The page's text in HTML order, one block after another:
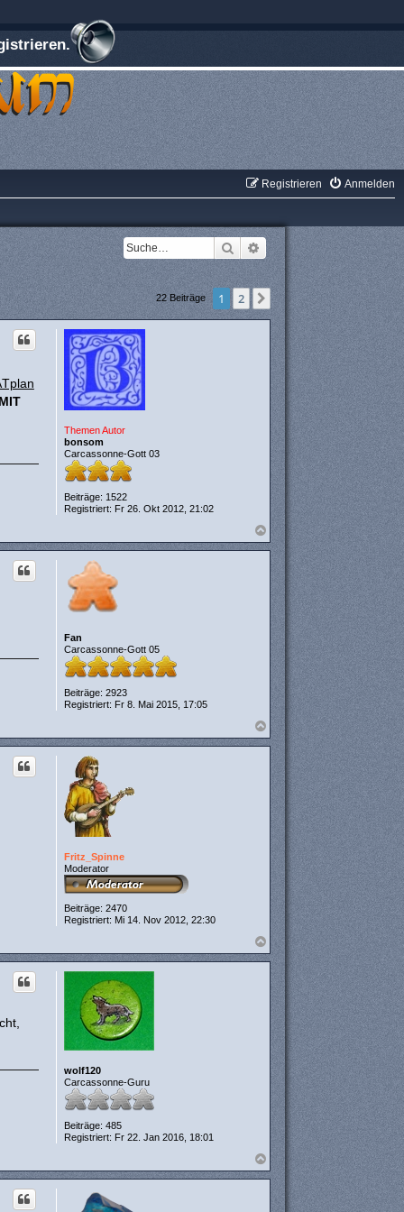
Anmelden
Registrieren
Suche
Erweiterte Suche
22 Beiträge 1 2 Nächste
Themen Autor
bonsom
Carcassonne-Gott 03
Beiträge: 1522
Registriert: Fr 26. Okt 2012, 21:02
N
a
c
h
b
e
n
Fan
Carcassonne-Gott 05
Beiträge: 2923
Registriert: Fr 8. Mai 2015, 17:05
N
a
c
h
o
b
e
n
Fritz_Spinne
Moderator
Beiträge: 2470
Registriert: Mi 14. Nov 2012, 22:30
N
a
c
h
o
e
n
wolf120
Carcassonne-Guru
Beiträge: 485
Registriert: Fr 22. Jan 2016, 18:01
N
a
c
h
o